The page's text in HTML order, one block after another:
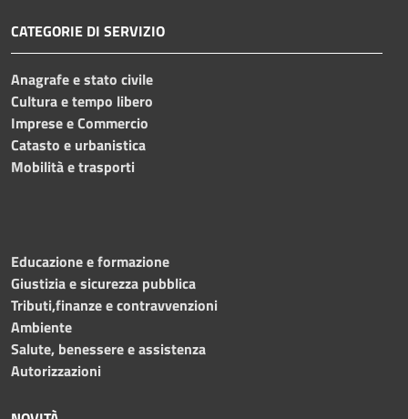
CATEGORIE DI SERVIZIO
Anagrafe e stato civile
Cultura e tempo libero
Imprese e Commercio
Catasto e urbanistica
Mobilità e trasporti
Educazione e formazione
Giustizia e sicurezza pubblica
Tributi,finanze e contravvenzioni
Ambiente
Salute, benessere e assistenza
Autorizzazioni